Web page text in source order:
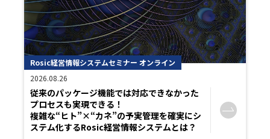
Rosic経営情報システムセミナー オンライン
2026.08.26
従来のパッケージ機能では対応できなかった
プロセスも実現できる！
複雑な“ヒト”×“カネ”の予実管理を確実にシ
ステム化するRosic経営情報システムとは？